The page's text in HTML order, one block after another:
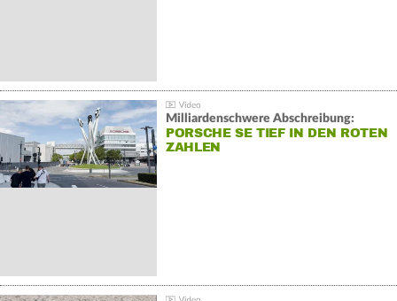
Milliardenschwere Abschreibung:
PORSCHE SE TIEF IN DEN ROTEN
ZAHLEN